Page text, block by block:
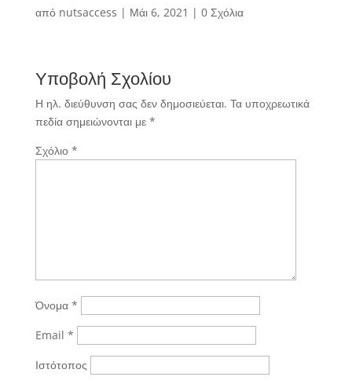
από nutsaccess | Μάι 6, 2021 | 0 Σχόλια
Υποβολή Σχολίου
Η ηλ. διεύθυνση σας δεν δημοσιεύεται. Τα υποχρεωτικά
πεδία σημειώνονται με *
Σχόλιο *
Όνομα *
Email *
Ιστότοπος